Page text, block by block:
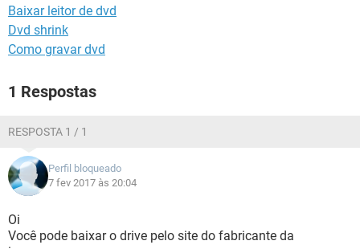
Baixar leitor de dvd
Dvd shrink
Como gravar dvd
1 Respostas
RESPOSTA 1 / 1
Perfil bloqueado
7 fev 2017 às 20:04
Oi
Você pode baixar o drive pelo site do fabricante da